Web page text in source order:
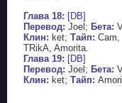
Глава 18: [DB]
Перевод: Joel; Бета:
Клин: ket; Тайп: Cam,
TRikA, Amorita.
Глава 19: [DB]
Перевод: Joel; Бета:
Клин: ket; Тайп: